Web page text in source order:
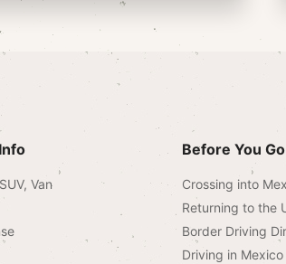
Van
Before You Go
Crossing into
Returning to the
Border Driving
Driving in Mexico